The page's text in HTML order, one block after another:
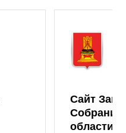
Сайт
Собрания
области